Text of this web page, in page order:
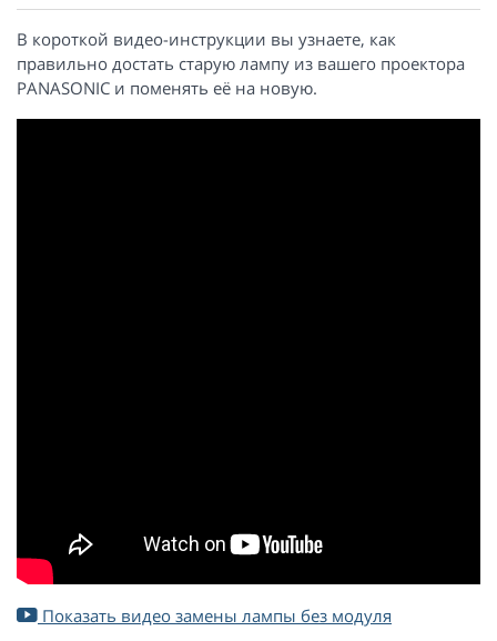
В короткой видео-инструкции вы узнаете, как
правильно достать старую лампу из вашего проектора
PANASONIC и поменять её на новую.
Показать видео замены лампы без модуля